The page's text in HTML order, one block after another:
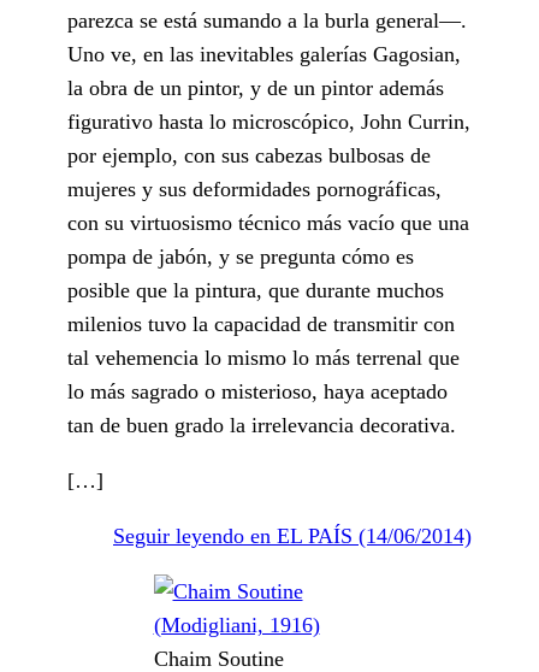
parezca se está sumando a la burla general—.
Uno ve, en las inevitables galerías Gagosian,
la obra de un pintor, y de un pintor además
figurativo hasta lo microscópico, John Currin,
por ejemplo, con sus cabezas bulbosas de
mujeres y sus deformidades pornográficas,
con su virtuosismo técnico más vacío que una
pompa de jabón, y se pregunta cómo es
posible que la pintura, que durante muchos
milenios tuvo la capacidad de transmitir con
tal vehemencia lo mismo lo más terrenal que
lo más sagrado o misterioso, haya aceptado
tan de buen grado la irrelevancia decorativa.
[…]
Seguir leyendo en EL PAÍS (14/06/2014)
Chaim Soutine